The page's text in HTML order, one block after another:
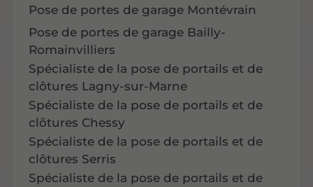
Pose de portes de garage Montévrain
Pose de portes de garage Bailly-
Romainvilliers
Spécialiste de la pose de portails et de
clôtures Lagny-sur-Marne
Spécialiste de la pose de portails et de
clôtures Chessy
Spécialiste de la pose de portails et de
clôtures Serris
Spécialiste de la pose de portails et de